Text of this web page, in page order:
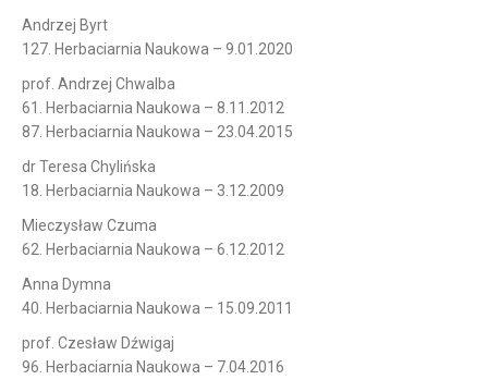
Andrzej Byrt
127. Herbaciarnia Naukowa – 9.01.2020
prof. Andrzej Chwalba
61. Herbaciarnia Naukowa – 8.11.2012
87. Herbaciarnia Naukowa – 23.04.2015
dr Teresa Chylińska
18. Herbaciarnia Naukowa – 3.12.2009
Mieczysław Czuma
62. Herbaciarnia Naukowa – 6.12.2012
Anna Dymna
40. Herbaciarnia Naukowa – 15.09.2011
prof. Czesław Dźwigaj
96. Herbaciarnia Naukowa – 7.04.2016